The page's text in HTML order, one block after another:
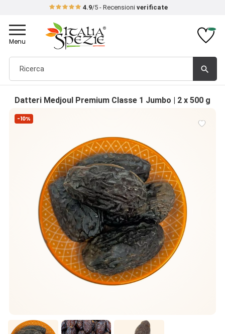
4.9/5 - Recensioni verificate
search
Toggle
navigation
Menu
Datteri Medjoul Premium Classe 1 Jumbo | 2 x 500 g
-10%
